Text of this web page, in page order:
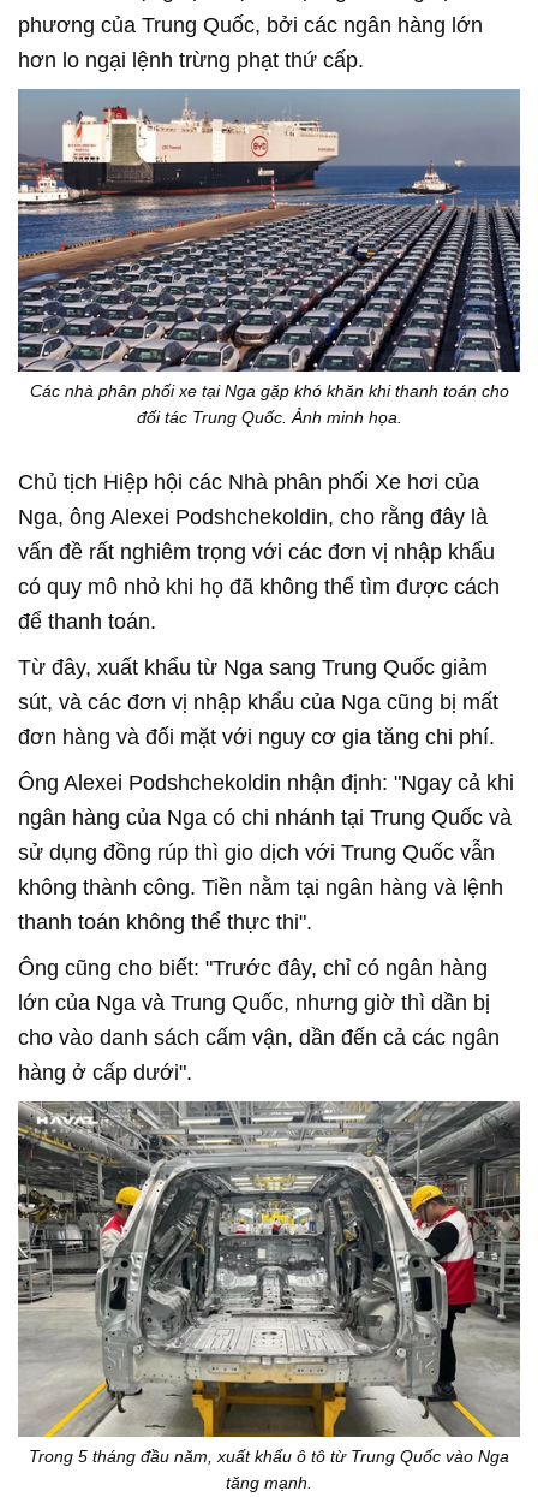
phương của Trung Quốc, bởi các ngân hàng lớn
hơn lo ngại lệnh trừng phạt thứ cấp.
Các nhà phân phối xe tại Nga gặp khó khăn khi thanh toán cho
đối tác Trung Quốc. Ảnh minh họa.
Chủ tịch Hiệp hội các Nhà phân phối Xe hơi của
Nga, ông Alexei Podshchekoldin, cho rằng đây là
vấn đề rất nghiêm trọng với các đơn vị nhập khẩu
có quy mô nhỏ khi họ đã không thể tìm được cách
để thanh toán.
Từ đây, xuất khẩu từ Nga sang Trung Quốc giảm
sút, và các đơn vị nhập khẩu của Nga cũng bị mất
đơn hàng và đối mặt với nguy cơ gia tăng chi phí.
Ông Alexei Podshchekoldin nhận định: "Ngay cả khi
ngân hàng của Nga có chi nhánh tại Trung Quốc và
sử dụng đồng rúp thì gio dịch với Trung Quốc vẫn
không thành công. Tiền nằm tại ngân hàng và lệnh
thanh toán không thể thực thi".
Ông cũng cho biết: "Trước đây, chỉ có ngân hàng
lớn của Nga và Trung Quốc, nhưng giờ thì dần bị
cho vào danh sách cấm vận, dần đến cả các ngân
hàng ở cấp dưới".
Trong 5 tháng đầu năm, xuất khẩu ô tô từ Trung Quốc vào Nga
tăng mạnh.